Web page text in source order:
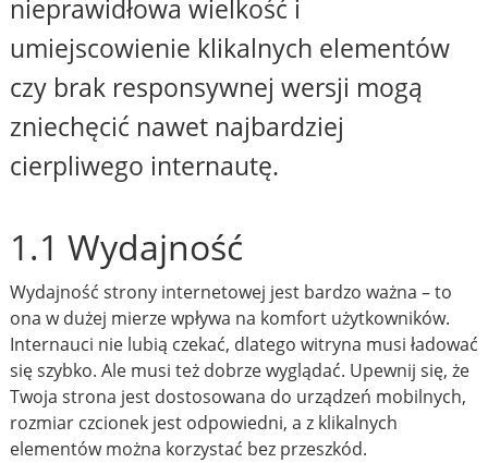
nieprawidłowa wielkość i
umiejscowienie klikalnych elementów
czy brak responsywnej wersji mogą
zniechęcić nawet najbardziej
cierpliwego internautę.
1.1 Wydajność
Wydajność strony internetowej jest bardzo ważna – to
ona w dużej mierze wpływa na komfort użytkowników.
Internauci nie lubią czekać, dlatego witryna musi ładować
się szybko. Ale musi też dobrze wyglądać. Upewnij się, że
Twoja strona jest dostosowana do urządzeń mobilnych,
rozmiar czcionek jest odpowiedni, a z klikalnych
elementów można korzystać bez przeszkód.